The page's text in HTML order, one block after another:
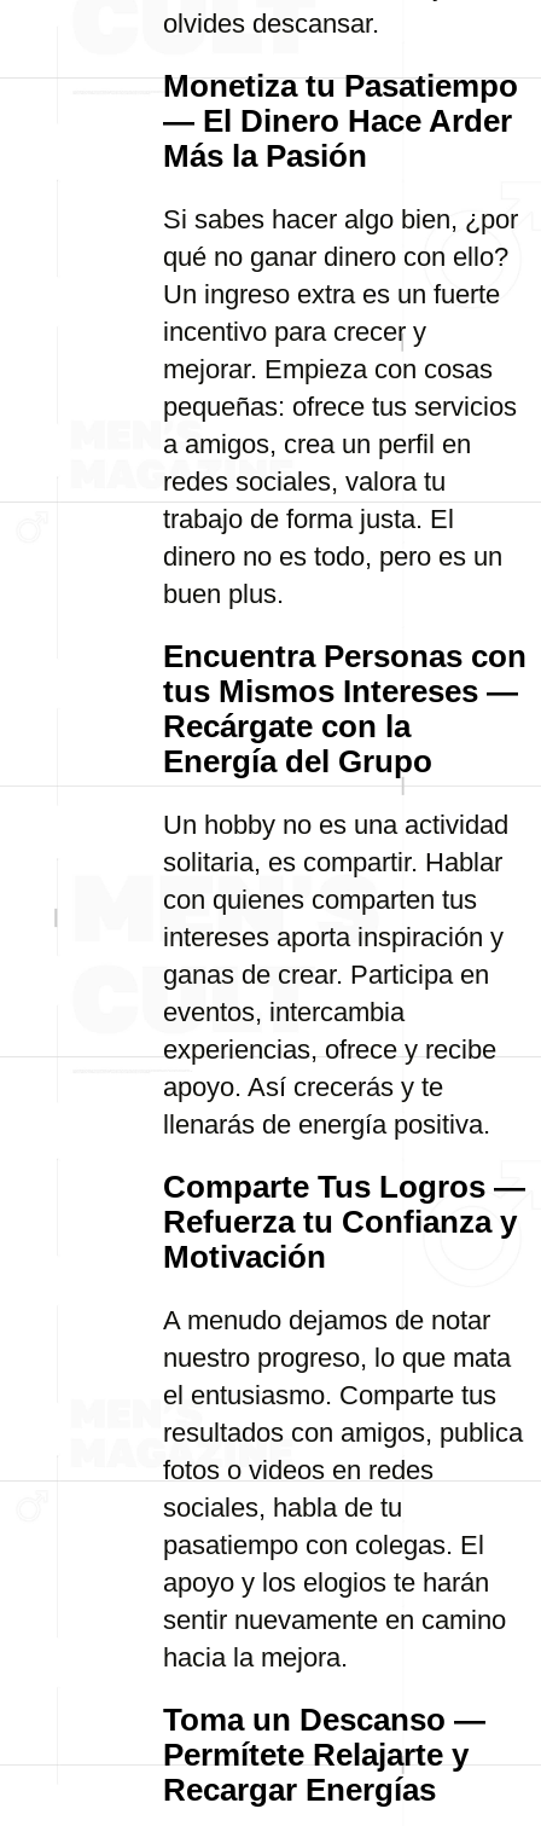
olvides descansar.
Monetiza tu Pasatiempo
— El Dinero Hace Arder
Más la Pasión
Si sabes hacer algo bien, ¿por
qué no ganar dinero con ello?
Un ingreso extra es un fuerte
incentivo para crecer y
mejorar. Empieza con cosas
pequeñas: ofrece tus servicios
a amigos, crea un perfil en
redes sociales, valora tu
trabajo de forma justa. El
dinero no es todo, pero es un
buen plus.
Encuentra Personas con
tus Mismos Intereses —
Recárgate con la
Energía del Grupo
Un hobby no es una actividad
solitaria, es compartir. Hablar
con quienes comparten tus
intereses aporta inspiración y
ganas de crear. Participa en
eventos, intercambia
experiencias, ofrece y recibe
apoyo. Así crecerás y te
llenarás de energía positiva.
Comparte Tus Logros —
Refuerza tu Confianza y
Motivación
A menudo dejamos de notar
nuestro progreso, lo que mata
el entusiasmo. Comparte tus
resultados con amigos, publica
fotos o videos en redes
sociales, habla de tu
pasatiempo con colegas. El
apoyo y los elogios te harán
sentir nuevamente en camino
hacia la mejora.
Toma un Descanso —
Permítete Relajarte y
Recargar Energías